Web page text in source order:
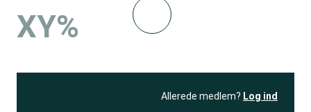
XY%
Allerede medlem? Log ind